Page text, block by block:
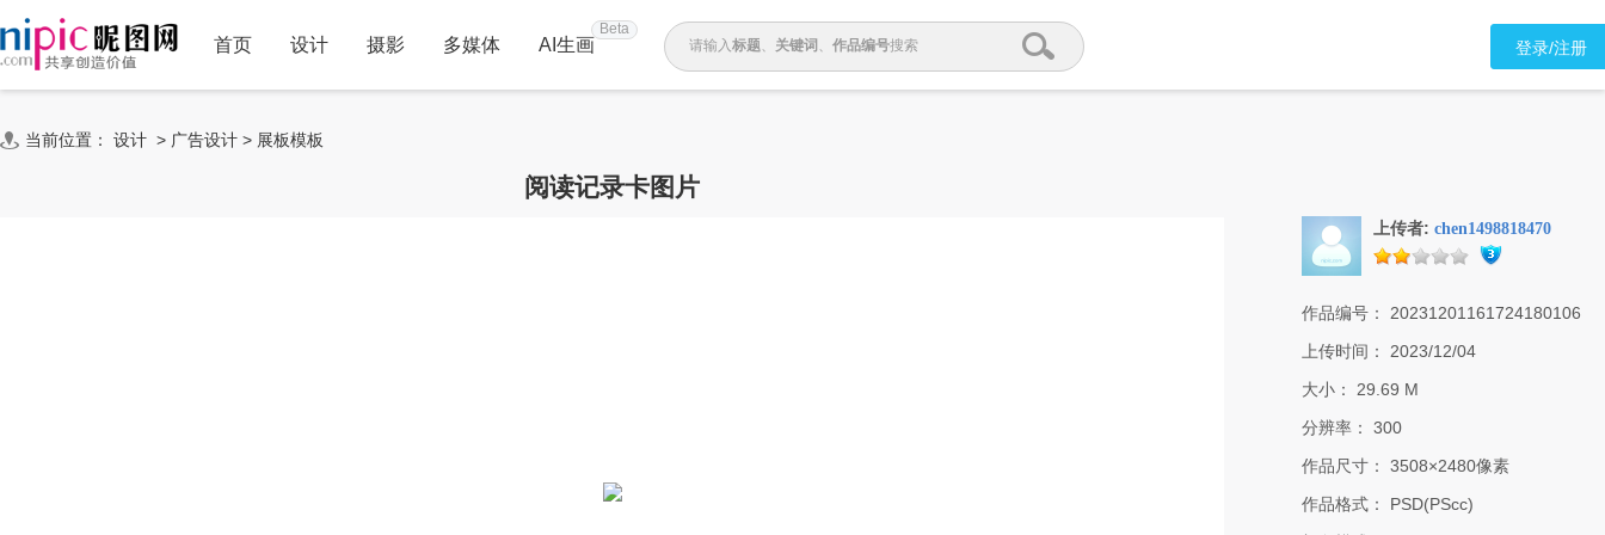
首页 设计 摄影 多媒体 AI生画
Beta
请输入标题、 关键词 、 作品编号搜索 登录/注册
当前位置： 设计 > 广告设计 > 展板模板
阅读记录卡图片
上传者: chen1498818470
作品编号：
20231201161724180106
上传时间：
2023/12/04
大小：
29.69 M
分辨率：
300
作品尺寸：
3508×2480像素
作品格式：
PSD(PScc)